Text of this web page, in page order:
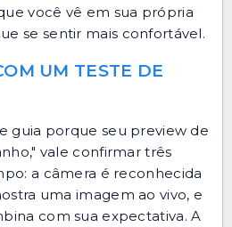
você vê em sua própria
se sentir mais confortável.
UM TESTE DE
guia porque seu preview de
vale confirmar três
a câmera é reconhecida
uma imagem ao vivo, e
com sua expectativa. A